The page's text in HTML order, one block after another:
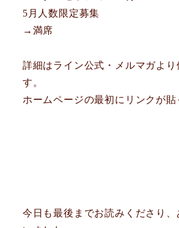
5月人数限定募集
→満席
詳細はライン公式・メルマガより
す。
ホームページの最初にリンクが貼
今日も最後までお読みくださり